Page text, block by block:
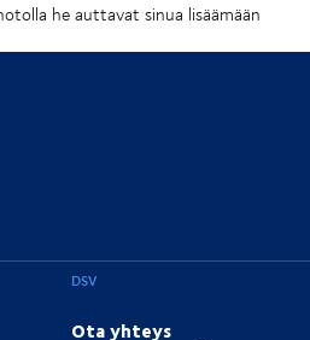
he auttavat sinua lisäämään
DSV
Ota yhteys